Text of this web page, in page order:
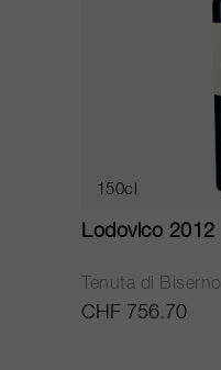
150cl
Lodovico 2012
Tenuta di Biserno
CHF 756.70